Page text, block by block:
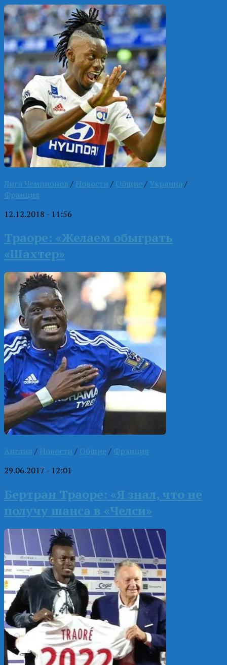
Лига Чемпионов / Новости / Общие / Украина /
Франция
12.12.2018 - 11:56
Траоре: «Желаем обыграть
«Шахтер»
Англия / Новости / Общие / Франция
29.06.2017 - 12:01
Бертран Траоре: «Я знал, что не
получу шанса в «Челси»